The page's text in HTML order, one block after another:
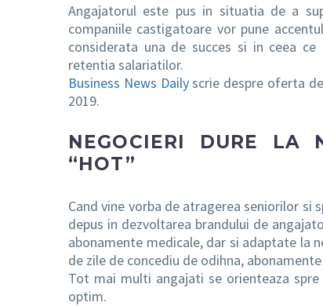
Angajatorul este pus in situatia de a
companiile castigatoare vor pune
considerata una de succes si in ceea
retentia salariatilor.
Business News Dailyscrie despre oferta
2019.
NEGOCIERI DURE LA
“HOT”
Cand vine vorba de atragerea seniorilor
depus in dezvoltarea brandului de
abonamente medicale, dar si adaptate la
de zile de concediu de odihna,
Tot mai multi angajati se orienteaza
optim.